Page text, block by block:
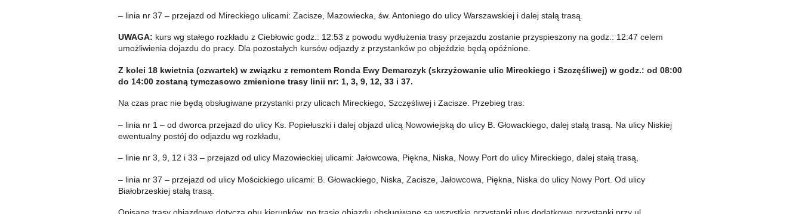
– linia nr 37 – przejazd od Mireckiego ulicami: Zacisze, Mazowiecka, św. Antoniego do ulicy Warszawskiej i dalej stałą trasą.
UWAGA: kurs wg stałego rozkładu z Ciebłowic godz.: 12:53 z powodu wydłużenia trasy przejazdu zostanie przyspieszony na godz.: 12:47 celem
umożliwienia dojazdu do pracy. Dla pozostałych kursów odjazdy z przystanków po objeździe będą opóźnione.
Z kolei 18 kwietnia (czwartek) w związku z remontem Ronda Ewy Demarczyk (skrzyżowanie ulic Mireckiego i Szczęśliwej) w godz.: od 08:00
do 14:00 zostaną tymczasowo zmienione trasy linii nr: 1, 3, 9, 12, 33 i 37.
Na czas prac nie będą obsługiwane przystanki przy ulicach Mireckiego, Szczęśliwej i Zacisze. Przebieg tras:
– linia nr 1 – od dworca przejazd do ulicy Ks. Popiełuszki i dalej objazd ulicą Nowowiejską do ulicy B. Głowackiego, dalej stałą trasą. Na ulicy Niskiej
ewentualny postój do odjazdu wg rozkładu,
– linie nr 3, 9, 12 i 33 – przejazd od ulicy Mazowieckiej ulicami: Jałowcowa, Piękna, Niska, Nowy Port do ulicy Mireckiego, dalej stałą trasą,
– linia nr 37 – przejazd od ulicy Mościckiego ulicami: B. Głowackiego, Niska, Zacisze, Jałowcowa, Piękna, Niska do ulicy Nowy Port. Od ulicy
Białobrzeskiej stałą trasą.